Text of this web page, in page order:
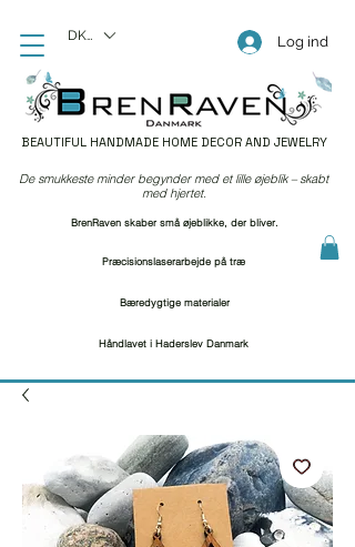
BEAUTIFUL HANDMADE HOME DECOR AND JEWELRY
Log ind
DKK (kr)
Præcisionslaserarbejde på træ
Bæredygtige materialer
Håndlavet i Haderslev Danmark
De smukkeste minder begynder med et lille øjeblik – skabt
med hjertet.
BrenRaven skaber små øjeblikke, der bliver.